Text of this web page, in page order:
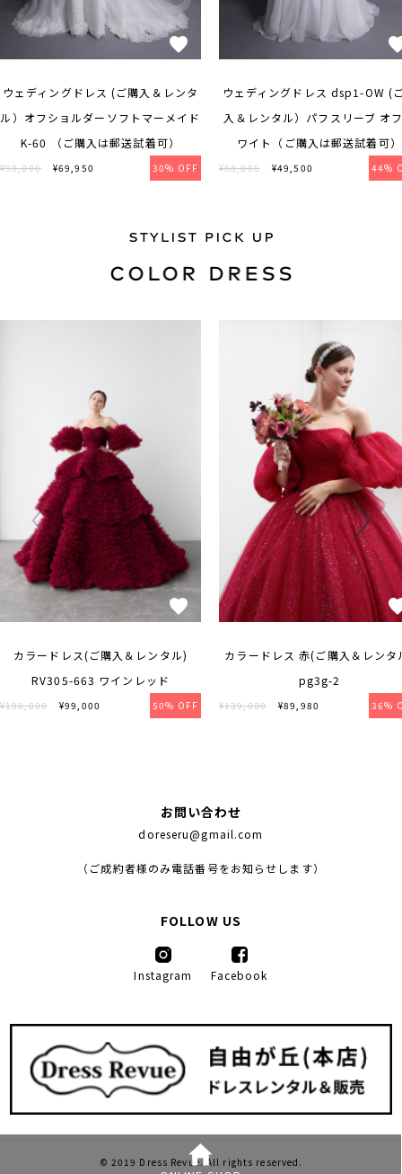
ウェディングドレス (ご購入＆レンタ
ル）オフショルダーソフトマーメイド
K-60 （ご購入は郵送試着可）
¥98,000 ¥69,950 30% OFF
ウェディングドレス dsp1-OW (
入＆レンタル）パフスリーブ オ
ワイト（ご購入は郵送試着可）
¥88,000 ¥49,500 44%
カラードレス(ご購入＆レンタル)
RV305-663 ワインレッド
¥198,000 ¥99,000 50% OFF
カラードレス 赤(ご購入＆レンタ
pg3g-2
¥139,000 ¥89,980 36%
お問い合わせ
doreseru@gmail.com
（ご成約者様のみ電話番号をお知らせします）
FOLLOW US
Instagram Facebook
© 2019 Dress Revue. All rights reserved.